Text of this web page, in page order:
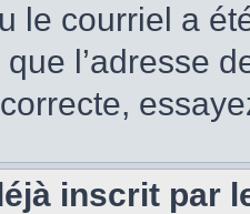
le courriel a
l’adresse
inscrit par